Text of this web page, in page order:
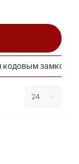
кодовым замком